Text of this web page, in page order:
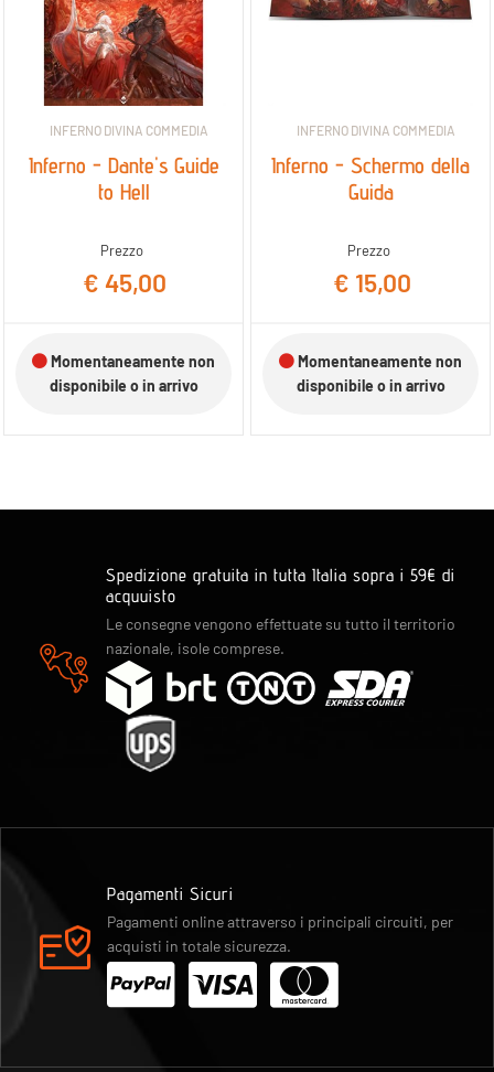
INFERNO DIVINA COMMEDIA
Inferno - Dante's Guide
to Hell
Prezzo
€ 45,00
Momentaneamente non
disponibile o in arrivo
INFERNO DIVINA COMMEDIA
Inferno - Schermo della
Guida
Prezzo
€ 15,00
Momentaneamente non
disponibile o in arrivo
Spedizione gratuita in tutta Italia sopra i 59€ di
acquuisto
Le consegne vengono effettuate su tutto il territorio
nazionale, isole comprese.
Pagamenti Sicuri
Pagamenti online attraverso i principali circuiti, per
acquisti in totale sicurezza.